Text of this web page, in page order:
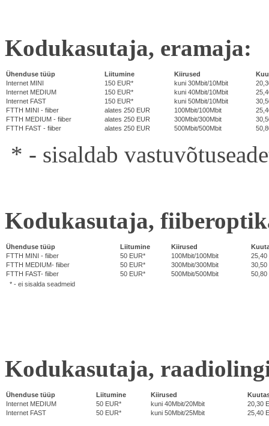
Kodukasutaja, eramaja:
Ühenduse tüüp Liitumine Kiirused
Internet MINI
150 EUR* kuni 30Mbit/10Mbit
Internet MEDIUM
150 EUR* kuni 40Mbit/10Mbit
Internet FAST
150 EUR* kuni 50Mbit/10Mbit
FTTH MINI - fiiber
alates 250 EUR 100Mbit/100Mbit
FTTH MEDIUM - fiiber
alates 250 EUR 300Mbit/300Mbit
FTTH FAST - fiiber
alates 250 EUR 500Mbit/500Mbit
* - sisaldab
Kodukasutaja,
Ühenduse tüüp Liitumine Kiirused
FTTH MINI - fiiber
50 EUR* 100Mbit/100Mbit
25,40
FTTH MEDIUM- fiiber
50 EUR* 300Mbit/300Mbit
30,50
FTTH FAST- fiiber
50 EUR* 500Mbit/500Mbit
50,80
* - ei sisalda seadmeid
Kodukasutaja,
Ühenduse tüüp Liitumine Kiirused
Internet MEDIUM
50 EUR* kuni 40Mbit/20Mbit
20,30
Internet FAST
50 EUR* kuni 50Mbit/25Mbit 25,40